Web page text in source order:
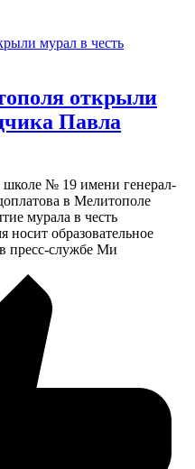
открыли
Павла
школе № 19 имени генерал-
в Мелитополе
мурала в честь
носит образовательное
пресс-службе Ми